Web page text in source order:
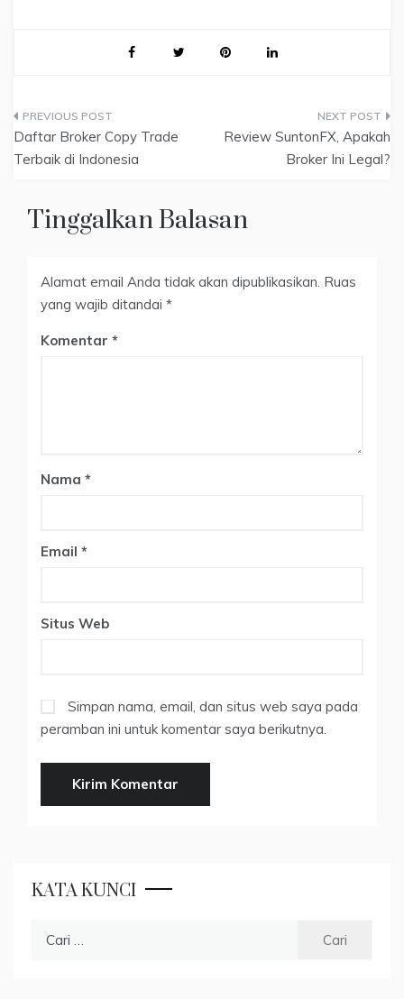
Navigasi
pos
Daftar Broker Copy Trade
Terbaik di Indonesia
Review SuntonFX, Apakah
Broker Ini Legal?
Tinggalkan Balasan
Alamat email Anda tidak akan dipublikasikan. Ruas
yang wajib ditandai *
Komentar
Nama *
Email *
Situs Web
Simpan nama, email, dan situs web saya pada
peramban ini untuk komentar saya berikutnya.
KATA KUNCI